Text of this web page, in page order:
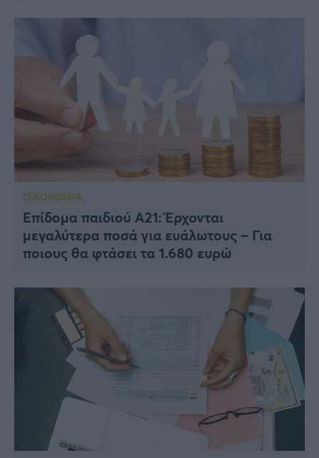
ΟΙΚΟΝΟΜΙΑ
Επίδομα παιδιού Α21: Έρχονται
μεγαλύτερα ποσά για ευάλωτους – Για
ποιους θα φτάσει τα 1.680 ευρώ